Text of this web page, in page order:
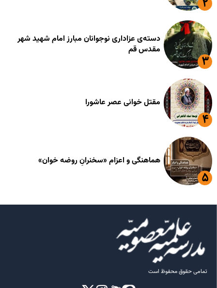
دسته‌ی عزاداری نوجوانان مبارز امام شهید شهر
مقدس قم
مقتل خوانی عصر عاشورا
هماهنگی و اعزام «سخنرانِ روضه خوان»
تمامی حقوق محفوظ است